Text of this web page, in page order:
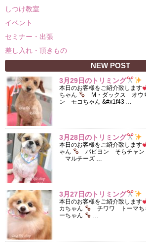
しつけ教室
イベント
セミナー・出張
差し入れ・頂きもの
NEW POST
3月29日のトリミング
本日のお客様をご紹介致します
ちゃん
M・ダックス オウ
ン モコちゃん &#x1f43 …
3月28日のトリミング
本日のお客様をご紹介致します
ゃん
パピヨン そらチャン
マルチーズ …
3月27日のトリミング
本日のお客様をご紹介致します
カちゃん
チワワ トーマち
ーちゃん
…